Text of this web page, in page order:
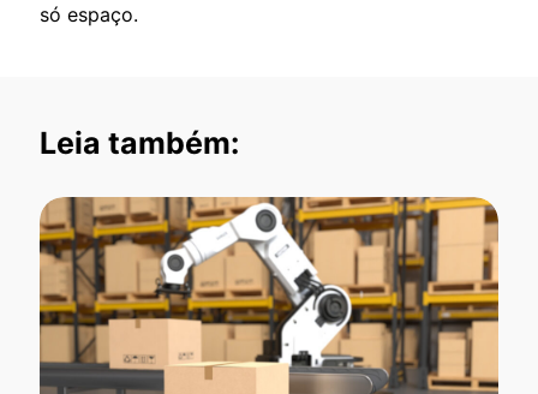
só espaço.
Leia também: